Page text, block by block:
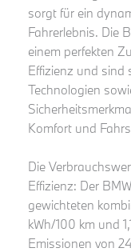
sorgt für ein
Fahrerlebnis. Die
einem perfekten
Effizienz und sind
Technologien
Komfort und
Die
Effizienz: Der
gewichteten
kWh/100 km und
Emissionen von